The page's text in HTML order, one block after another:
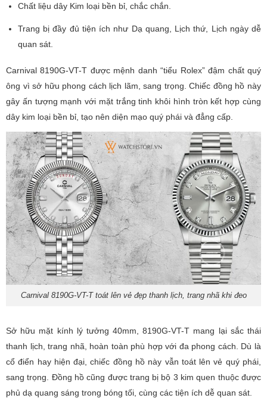
Chất liệu dây Kim loại bền bỉ, chắc chắn.
Trang bị đầy đủ tiện ích như Dạ quang, Lịch thứ, Lịch ngày dễ
quan sát.
Carnival 8190G-VT-T được mệnh danh “tiểu Rolex” đậm chất quý
ông vì sở hữu phong cách lịch lãm, sang trọng. Chiếc đồng hồ này
gây ấn tượng mạnh với mặt trắng tinh khôi hình tròn kết hợp cùng
dây kim loại bền bỉ, tạo nên diện mạo quý phái và đẳng cấp.
Carnival 8190G-VT-T toát lên vẻ đẹp thanh lịch, trang nhã khi đeo
Sở hữu mặt kính lý tưởng 40mm, 8190G-VT-T mang lại sắc thái
thanh lịch, trang nhã, hoàn toàn phù hợp với đa phong cách. Dù là
cổ điển hay hiện đại, chiếc đồng hồ này vẫn toát lên vẻ quý phái,
sang trọng. Đồng hồ cũng được trang bị bộ 3 kim quen thuộc được
phủ dạ quang sáng trong bóng tối, cùng các tiện ích dễ quan sát.